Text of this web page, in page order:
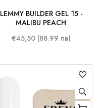
LEMMY BUILDER GEL 15 -
MALIBU PEACH
€45,50 (88.99 лв)